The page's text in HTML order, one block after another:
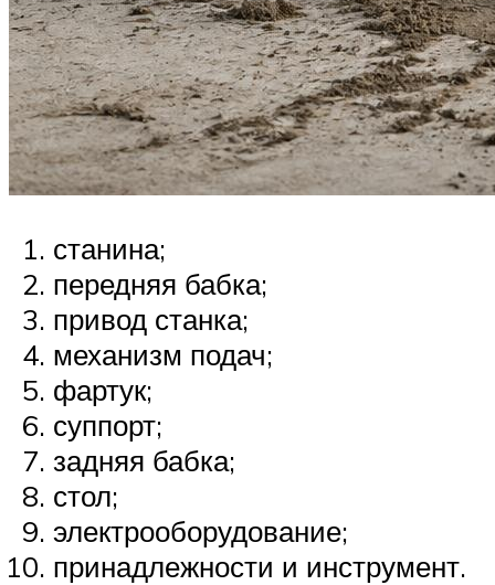
станина;
передняя бабка;
привод станка;
механизм подач;
фартук;
суппорт;
задняя бабка;
стол;
электрооборудование;
принадлежности и инструмент.